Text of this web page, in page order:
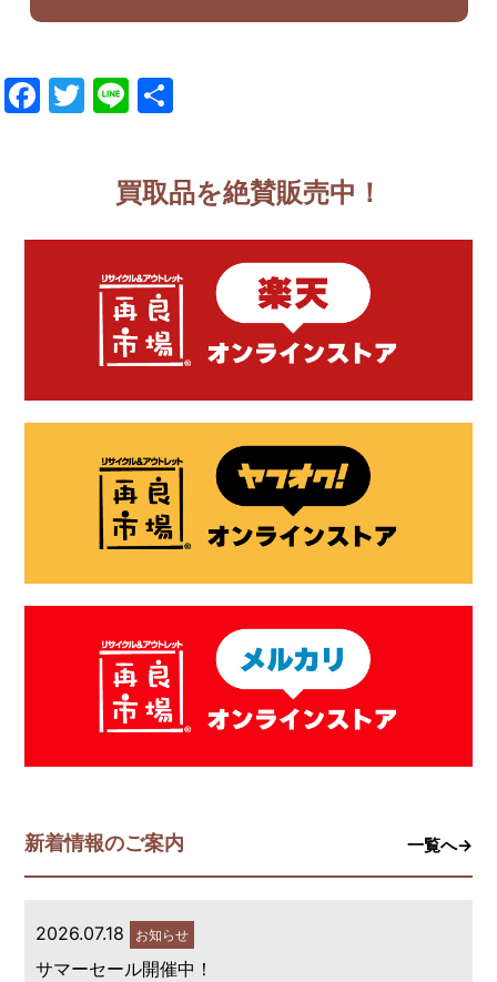
Facebook
Twitter
Line
買取品を絶賛販売中！
新着情報のご案内 一覧へ→
2026.07.18 お知らせ
サマーセール開催中！